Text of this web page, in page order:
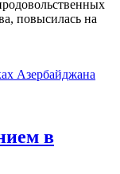
повысилась на
в